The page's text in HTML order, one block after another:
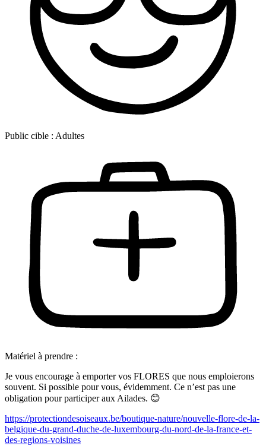
Public cible : Adultes
Matériel à prendre :
Je vous encourage à emporter vos FLORES que nous emploierons
souvent. Si possible pour vous, évidemment. Ce n’est pas une
obligation pour participer aux Ailades. 😊
https://protectiondesoiseaux.be/boutique-nature/nouvelle-flore-de-la-
belgique-du-grand-duche-de-luxembourg-du-nord-de-la-france-et-
des-regions-voisines